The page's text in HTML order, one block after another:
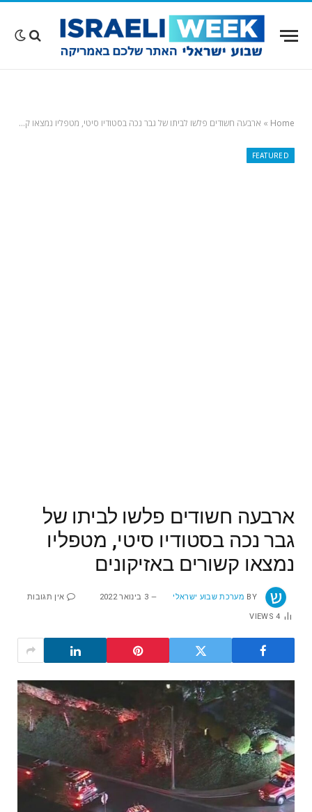
Home
» ארבעה חשודים פלשו לביתו של גבר נכה בסטודיו סיטי, מטפליו נמצאו קשורים באזיקונים
FEATURED
ארבעה חשודים פלשו לביתו של
גבר נכה בסטודיו סיטי, מטפליו
נמצאו קשורים באזיקונים
BY מערכת שבוע ישראלי 3 בינואר 2022 אין תגובות
4
VIEWS